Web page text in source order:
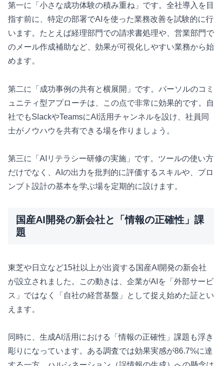
第一に「小さな成功体験の積み重ね」です。全社導入を目
指す前に、特定の部署でAIを使った業務改善を試験的に行
います。たとえば経理部門での請求書処理や、営業部門で
のメール作成補助など、効果が可視化しやすい業務から始
めます。
第二に「成功事例の共有と横展開」です。パーソルのコミ
ュニティ型アプローチは、この点で非常に効果的です。自
社でもSlackやTeamsにAI活用チャンネルを設け、社員同
士がノウハウを共有できる場を作りましょう。
第三に「AIリテラシー研修の実施」です。ツールの使い方
だけでなく、AIの出力を批判的に評価するスキルや、プロ
ンプト設計の基本を学ぶ場を定期的に設けます。
国産AI開発の新会社と「情報の正確性」課
題
東芝や日立など15社以上が出資する国産AI開発の新会社
が設立されました。この動きは、企業がAIを「外部サービ
ス」ではなく「自社の経営基盤」として捉え始めた証とい
えます。
同時に、生成AI活用における「情報の正確性」課題も浮き
彫りになっています。ある調査では効果実感が86.7%に達